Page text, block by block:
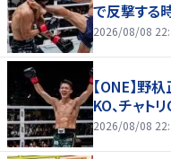
で反撃する
2026/08/08
【ONE】野
KO、チャト
2026/08/08